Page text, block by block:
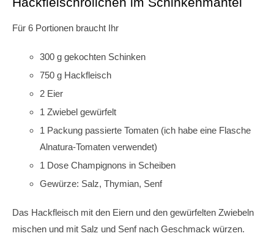
Für 6 Portionen braucht Ihr
300 g gekochten Schinken
750 g Hackfleisch
2 Eier
1 Zwiebel gewürfelt
1 Packung passierte Tomaten (ich habe eine Flasche
Alnatura-Tomaten verwendet)
1 Dose Champignons in Scheiben
Gewürze: Salz, Thymian, Senf
Das Hackfleisch mit den Eiern und den gewürfelten Zwiebeln
mischen und mit Salz und Senf nach Geschmack würzen.